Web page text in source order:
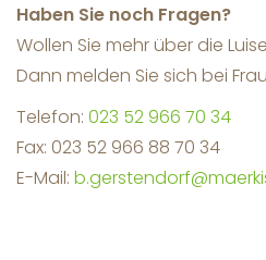
Haben Sie noch Fragen?
Wollen Sie mehr über die
Dann melden Sie sich bei
Telefon: 023 52 966 70 34
Fax: 023 52 966 88 70 34
E-Mail: